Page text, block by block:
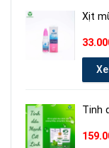
Xịt
Tinh